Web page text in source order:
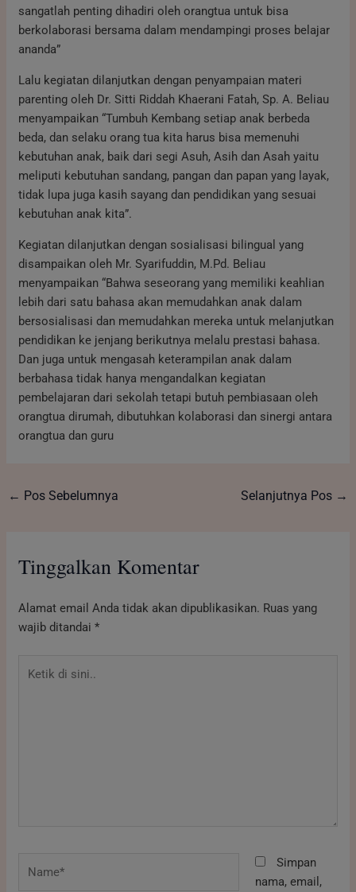
sangatlah penting dihadiri oleh orangtua untuk bisa
berkolaborasi bersama dalam mendampingi proses belajar
ananda”
Lalu kegiatan dilanjutkan dengan penyampaian materi
parenting oleh Dr. Sitti Riddah Khaerani Fatah, Sp. A. Beliau
menyampaikan “Tumbuh Kembang setiap anak berbeda
beda, dan selaku orang tua kita harus bisa memenuhi
kebutuhan anak, baik dari segi Asuh, Asih dan Asah yaitu
meliputi kebutuhan sandang, pangan dan papan yang layak,
tidak lupa juga kasih sayang dan pendidikan yang sesuai
kebutuhan anak kita”.
Kegiatan dilanjutkan dengan sosialisasi bilingual yang
disampaikan oleh Mr. Syarifuddin, M.Pd. Beliau
menyampaikan “Bahwa seseorang yang memiliki keahlian
lebih dari satu bahasa akan memudahkan anak dalam
bersosialisasi dan memudahkan mereka untuk melanjutkan
pendidikan ke jenjang berikutnya melalu prestasi bahasa.
Dan juga untuk mengasah keterampilan anak dalam
berbahasa tidak hanya mengandalkan kegiatan
pembelajaran dari sekolah tetapi butuh pembiasaan oleh
orangtua dirumah, dibutuhkan kolaborasi dan sinergi antara
orangtua dan guru
← Pos Sebelumnya Selanjutnya Pos →
Tinggalkan Komentar
Alamat email Anda tidak akan dipublikasikan. Ruas yang
wajib ditandai*
Simpan
nama, email,